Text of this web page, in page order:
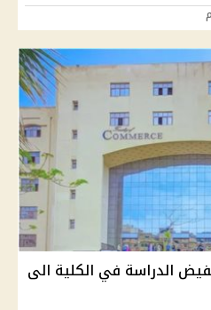
الدراسة في الكلية الى